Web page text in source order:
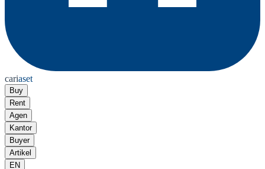
cariaset
Buy
Rent
Agen
Kantor
Buyer
Artikel
EN